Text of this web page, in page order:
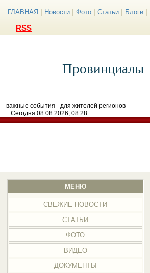
ГЛАВНАЯ Новости Фото Статьи Блоги
RSS
Провинциалы
важные события - для жителей регионов
Сегодня 08.08.2026, 08:28
МЕНЮ
СВЕЖИЕ НОВОСТИ
СТАТЬИ
ФОТО
ВИДЕО
ДОКУМЕНТЫ